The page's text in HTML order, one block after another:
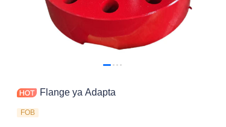
Flange ya Adapta
FOB